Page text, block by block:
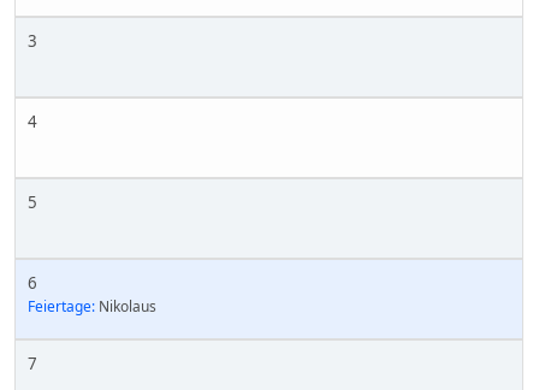
3
4
5
6
Feiertage: Nikolaus
7